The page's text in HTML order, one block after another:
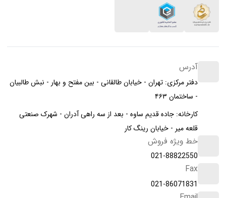
آدرس
دفتر مرکزی: تهران - خیابان طالقانی - بین مفتح و بهار - نبش طالبیان
- ساختمان ۴۶۳
کارخانه: جاده قدیم ساوه - بعد از سه راهی آدران - شهرک صنعتی
قلعه میر - خیابان رینگ کار
خط ویژه فروش
021-88822550
Fax
021-86071831